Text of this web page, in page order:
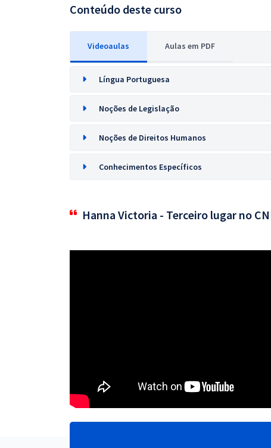
Conteúdo deste curso
Videoaulas Aulas em PDF
Língua Portuguesa
Noções de Legislação
Noções de Direitos Humanos
Conhecimentos Específicos
Hanna Victoria - Terceiro lugar no